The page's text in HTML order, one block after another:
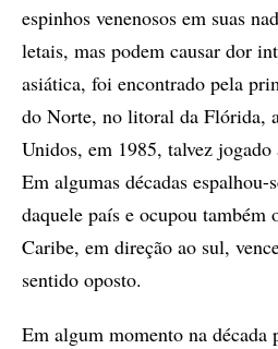
espinhos venenosos em suas
letais, mas podem causar dor
asiática, foi encontrado pela
do Norte, no litoral da Flórida,
Unidos, em 1985, talvez jogado
Em algumas décadas
daquele país e ocupou
Caribe, em direção ao sul,
sentido oposto.
Em algum momento na década